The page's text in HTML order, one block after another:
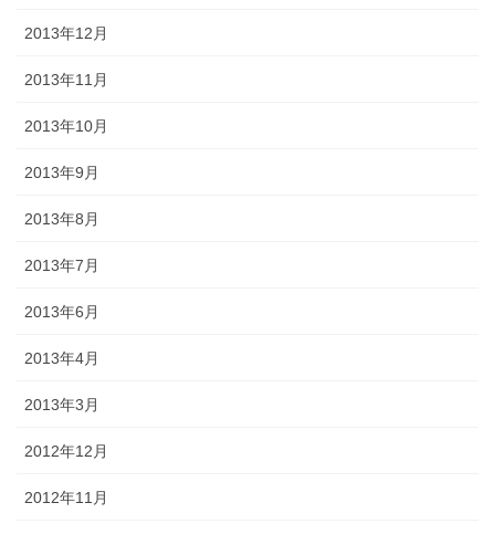
2013年12月
2013年11月
2013年10月
2013年9月
2013年8月
2013年7月
2013年6月
2013年4月
2013年3月
2012年12月
2012年11月